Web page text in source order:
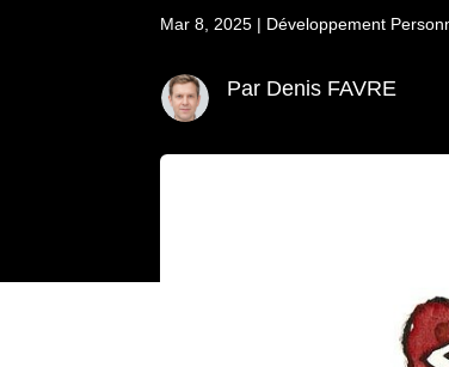
Mar 8, 2025 | Développement
Par Denis FAVRE